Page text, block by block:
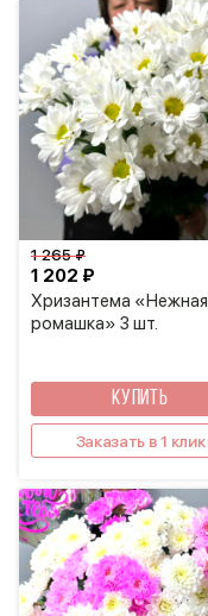
Хризантема «Нежная
ромашка» 3 шт.
1 202 ₽
1 265 ₽
КУПИТЬ
Заказать в 1 клик